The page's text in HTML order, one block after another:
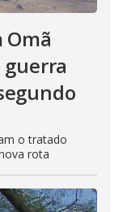
Omã
guerra
o tratado
rota